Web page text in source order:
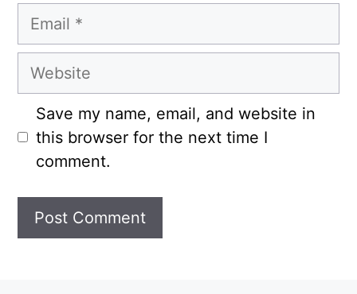
Email
Website
Save my name, email, and website in
this browser for the next time I
comment.